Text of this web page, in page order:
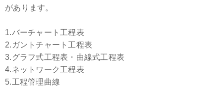
があります。
1.バーチャート工程表
2.ガントチャート工程表
3.グラフ式工程表・曲線式工程表
4.ネットワーク工程表
5.工程管理曲線